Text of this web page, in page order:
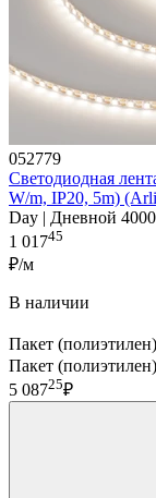
052779
Светодиодная
W/m, IP20, 5m)
Day | Дневной
1 01745
₽/м
В наличии
Пакет
Пакет
5 08725₽